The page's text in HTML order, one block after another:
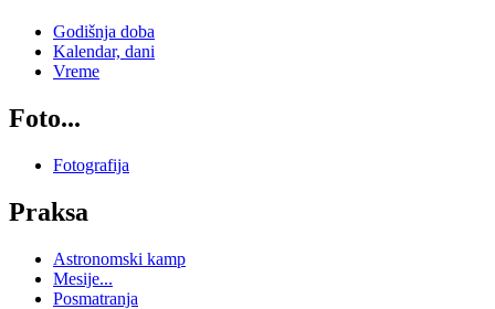
Godišnja doba
Kalendar, dani
Vreme
Foto...
Fotografija
Praksa
Astronomski kamp
Mesije...
Posmatranja